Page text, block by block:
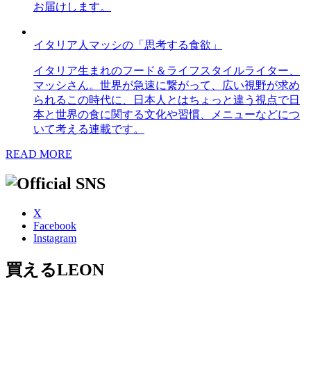
お届けします。
イタリア人マッシの「思考する食欲」
イタリア生まれのフード＆ライフスタイルライター、
マッシさん。世界が急速に繋がって、広い視野が求め
られるこの時代に、日本人とはちょっと違う視点で日
本と世界の食に関する文化や習慣、メニューなどにつ
いて考える連載です。
READ MORE
X
Facebook
Instagram
買えるLEON